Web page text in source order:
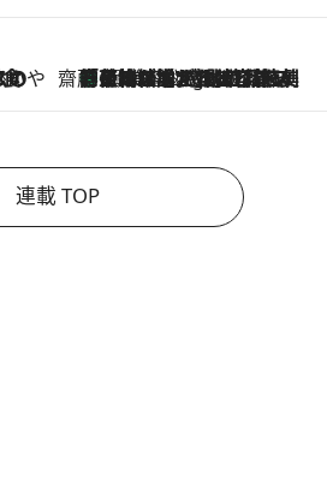
齋藤 薫 美容脳ルネサンス
2 Hours Ago
「荷物が増えるほど旅ストレスは増す」美容ジャーナリストがたどり着いた最終結論。“化粧品を劇的に減らす”感動の凝縮美容とは
連載 TOP